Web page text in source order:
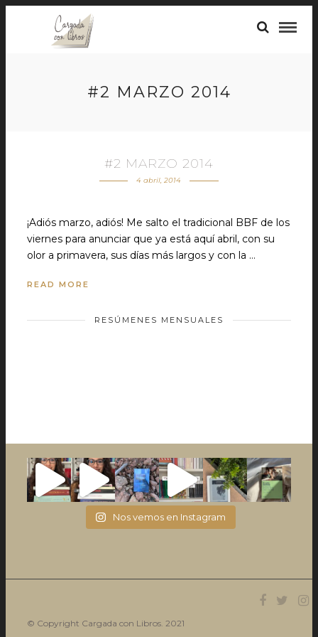
#2 MARZO 2014
#2 MARZO 2014
4 abril, 2014
¡Adiós marzo, adiós! Me salto el tradicional BBF de los
viernes para anunciar que ya está aquí abril, con su
olor a primavera, sus días más largos y con la …
READ MORE
RESÚMENES MENSUALES
Nos vemos en Instagram
© Copyright Cargada con Libros. 2021